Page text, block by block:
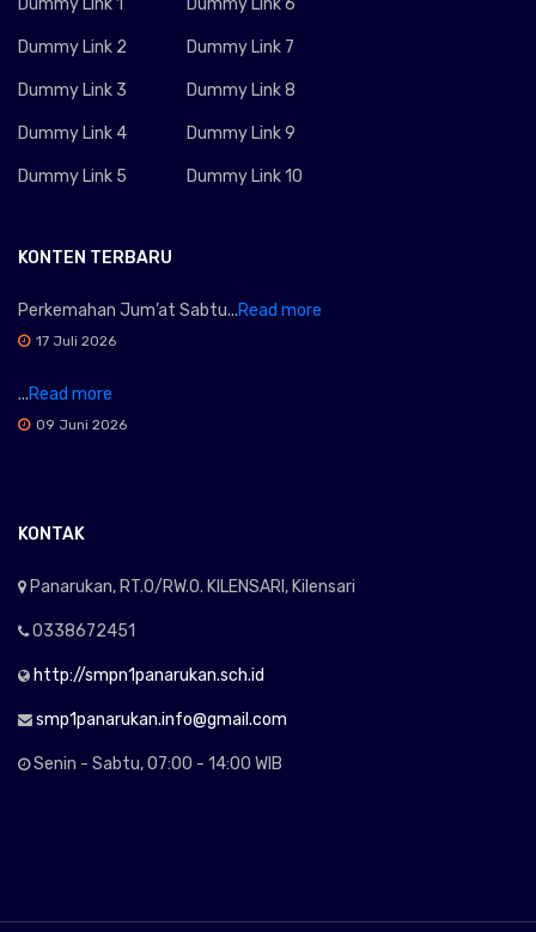
Dummy Link 1
Dummy Link 2
Dummy Link 3
Dummy Link 4
Dummy Link 5
Dummy Link 6
Dummy Link 7
Dummy Link 8
Dummy Link 9
Dummy Link 10
KONTEN TERBARU
Perkemahan Jum’at Sabtu...Read more
17 Juli 2026
...Read more
09 Juni 2026
KONTAK
Panarukan, RT.0/RW.0. KILENSARI, Kilensari
0338672451
http://smpn1panarukan.sch.id
smp1panarukan.info@gmail.com
Senin - Sabtu, 07:00 - 14:00 WIB